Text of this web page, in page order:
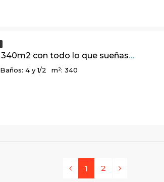
Linda casa de 340m2 con todo lo que sueñas, en Arboretto, vía La Calera
Baños: 4 y 1/2
m²: 340
1 2